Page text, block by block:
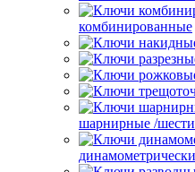
комбинированные
шарнирные /